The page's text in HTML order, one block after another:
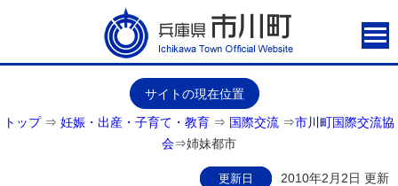
サイトの現在位置
トップ⇒ 妊娠・出産・子育て・教育 ⇒ 国際交流 ⇒市川町国際交流協
会⇒姉妹都市
更新日
2010年2月2日 更新